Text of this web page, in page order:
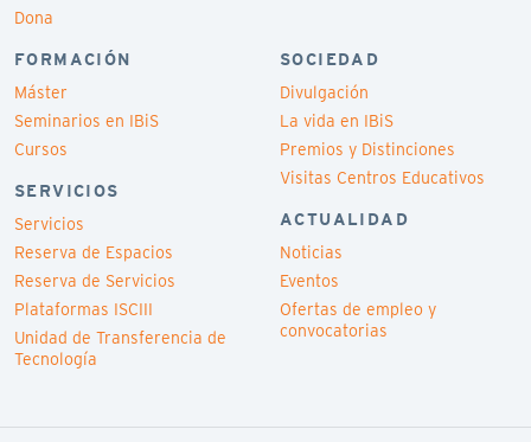
Dona
FORMACIÓN
Máster
Seminarios en IBiS
Cursos
SERVICIOS
Servicios
Reserva de Espacios
Reserva de Servicios
Plataformas ISCIII
Unidad de Transferencia de
Tecnología
SOCIEDAD
Divulgación
La vida en IBiS
Premios y Distinciones
Visitas Centros Educativos
ACTUALIDAD
Noticias
Eventos
Ofertas de empleo y
convocatorias